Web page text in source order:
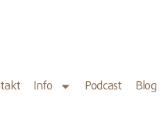
Info Podcast Blog